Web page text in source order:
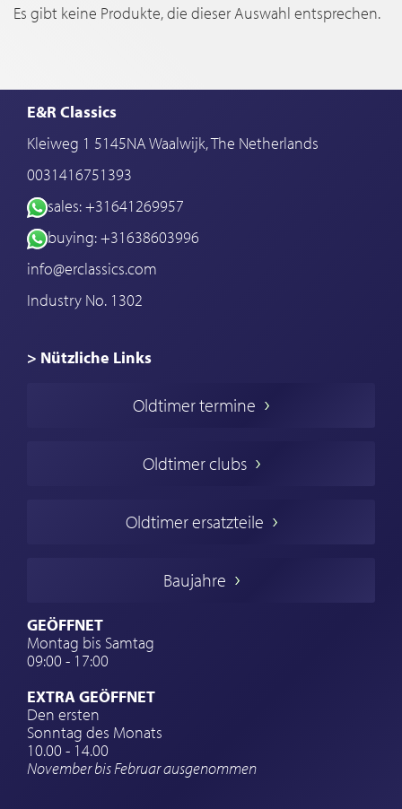
Es gibt keine Produkte, die dieser Auswahl entsprechen.
E&R Classics
Kleiweg 1 5145NA Waalwijk, The Netherlands
0031416751393
sales: +31641269957
buying: +31638603996
info@erclassics.com
Industry No. 1302
> Nützliche Links
Oldtimers in Europa
Englische Oldtimer
Deutsche Oldtimer
Schwedische Oldtimer
Oldtimer mit h-kennzeichen
Auto Oldtimer Markt
Oldtimer-Versicherung
Oldtimer-Clubs
Oldtimer-Reisen
Oldtimer termine
Oldtimer clubs
Oldtimer ersatzteile
Baujahre
GEÖFFNET
Montag bis Samtag
09:00 - 17:00
EXTRA GEÖFFNET
Den ersten
Sonntag des Monats
10.00 - 14.00
November bis Februar ausgenommen